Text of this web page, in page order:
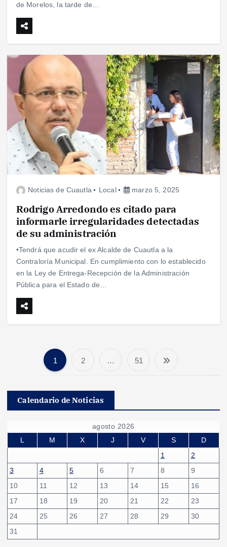
de Morelos, la tarde de…
Noticias de Cuautla Local marzo 5, 2025
Rodrigo Arredondo es citado para
informarle irregularidades detectadas
de su administración
•Tendrá que acudir el ex Alcalde de Cuautla a la
Contraloría Municipal. En cumplimiento con lo establecido
en la Ley de Entrega-Recepción de la Administración
Pública para el Estado de…
a
g
i
n
a
c
1 2 … 51
Calendario de Noticias
agosto 2026
L
M X J V S
D
1
2
3
4 5 6 7 8
9
10
11 12 13 14 15
16
17
18 19 20 21 22
23
24
25 26 27 28 29
30
31